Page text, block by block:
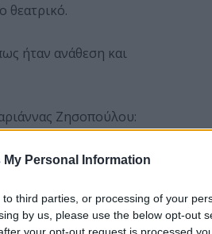
My Personal Information
third parties, or processing of your
by us, please use the below opt-out
your opt-out request is processed
θεατρικό.
ήταν ανάθεση και
Ζησοπούλου: